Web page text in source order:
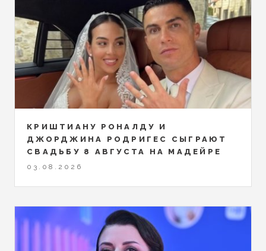
КРИШТИАНУ РОНАЛДУ И
ДЖОРДЖИНА РОДРИГЕС СЫГРАЮТ
СВАДЬБУ 8 АВГУСТА НА МАДЕЙРЕ
03.08.2026